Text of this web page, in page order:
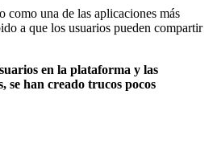
como una de las aplicaciones más
a que los usuarios pueden compartir
en la plataforma y las
se han creado trucos pocos